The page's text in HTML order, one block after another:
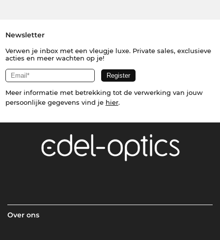
Newsletter
Verwen je inbox met een vleugje luxe. Private sales, exclusieve
acties en meer wachten op je!
Meer informatie met betrekking tot de verwerking van jouw
persoonlijke gegevens vind je hier.
Over ons